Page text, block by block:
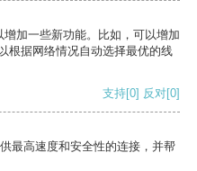
加一些新功能。比如，可以增加
根据网络情况自动选择最优的线
支持[0] 反对[0]
最高速度和安全性的连接，并帮